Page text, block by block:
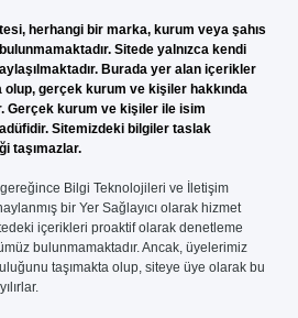
herhangi bir marka, kurum veya şahıs
Sitede yalnızca kendi
Burada yer alan içerikler
olup, gerçek kurum ve kişiler hakkında
Gerçek kurum ve kişiler ile isim
Sitemizdeki bilgiler taslak
taşımazlar.
Bilgi Teknolojileri ve İletişim
bir Yer Sağlayıcı olarak hizmet
içerikleri proaktif olarak denetleme
bulunmamaktadır. Ancak, üyelerimiz
taşımakta olup, siteye üye olarak bu